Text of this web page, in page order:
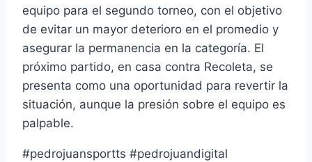
equipo para el segundo torneo, con el objetivo
de evitar un mayor deterioro en el promedio y
asegurar la permanencia en la categoría. El
próximo partido, en casa contra Recoleta, se
presenta como una oportunidad para revertir la
situación, aunque la presión sobre el equipo es
palpable.
#pedrojuansportts #pedrojuandigital